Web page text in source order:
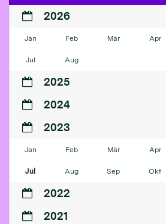
2026
Jan Feb Mär Apr
Jul Aug
2025
2024
2023
Jan Feb Mär Apr
Jul Aug Sep Okt
2022
2021